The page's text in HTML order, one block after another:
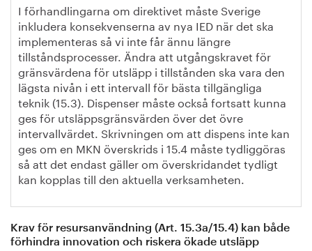
I förhandlingarna om direktivet måste Sverige
inkludera konsekvenserna av nya IED när det ska
implementeras så vi inte får ännu längre
tillståndsprocesser. Ändra att utgångskravet för
gränsvärdena för utsläpp i tillstånden ska vara den
lägsta nivån i ett intervall för bästa tillgängliga
teknik (15.3). Dispenser måste också fortsatt kunna
ges för utsläppsgränsvärden över det övre
intervallvärdet. Skrivningen om att dispens inte kan
ges om en MKN överskrids i 15.4 måste tydliggöras
så att det endast gäller om överskridandet tydligt
kan kopplas till den aktuella verksamheten.
Krav för resursanvändning (Art. 15.3a/15.4) kan både
förhindra innovation och riskera ökade utsläpp